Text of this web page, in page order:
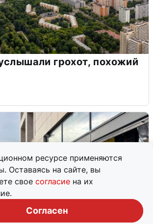
ресурсе применяются
Оставаясь на сайте, вы
свое согласие на их
Согласен
грохот, похожий